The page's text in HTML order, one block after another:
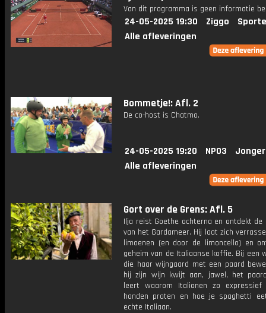
Van dit programma is geen informatie
24-05-2025 19:30 Ziggo
Alle afleveringen
Bommetje!: Afl. 2
De co-host is Chatmo.
24-05-2025 19:20 NPO3
Alle afleveringen
Gort over de Grens: Afl. 5
Ilja reist Goethe achterna en ontdekt de
van het Gardameer. Hij laat zich
limoenen (en door de limoncello) en
geheim van de Italiaanse koffie. Bij een
die haar wijngaard met een paard
hij zijn wijn kwijt aan, jawel, het
leert waarom Italianen zo
handen praten en hoe je spaghetti
echte Italiaan.